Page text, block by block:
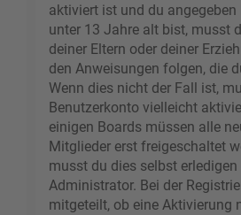
aktiviert ist und du angegeben
unter 13 Jahre alt bist, musst
deiner Eltern oder deiner
den Anweisungen folgen, die
Wenn dies nicht der Fall ist,
Benutzerkonto vielleicht
einigen Boards müssen alle
Mitglieder erst freigeschaltet
musst du dies selbst erledigen
Administrator. Bei der
mitgeteilt, ob eine Aktivierung